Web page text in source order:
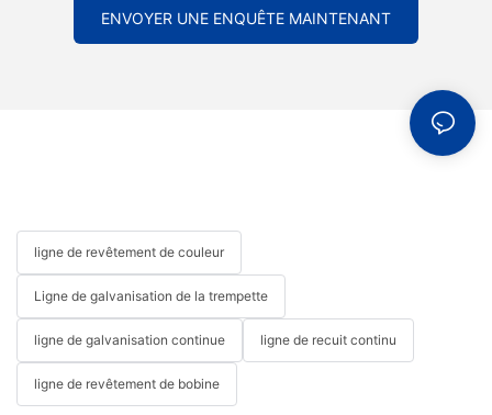
ENVOYER UNE ENQUÊTE MAINTENANT
ligne de revêtement de couleur
Ligne de galvanisation de la trempette
ligne de galvanisation continue ligne de recuit continu
ligne de revêtement de bobine